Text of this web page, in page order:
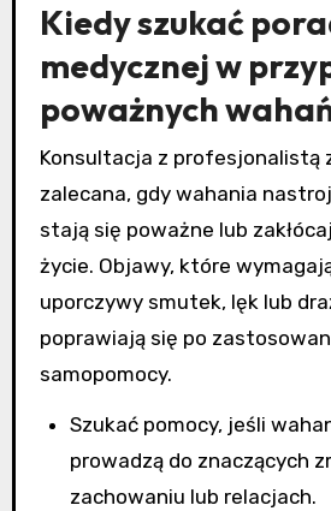
Kiedy szukać
medycznej w
poważnych
Konsultacja z profesjonalistą
zalecana, gdy wahania
stają się poważne lub
życie. Objawy, które
uporczywy smutek, lęk lub
poprawiają się po
samopomocy.
Szukać pomocy, jeśli
prowadzą do znaczących
zachowaniu lub relacjach.